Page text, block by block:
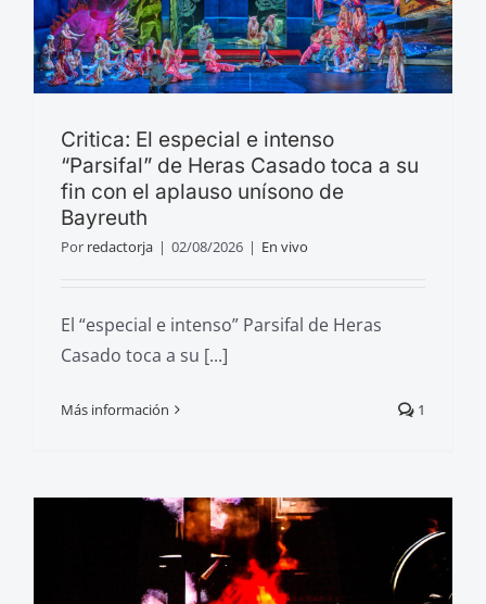
Critica: El especial e intenso
“Parsifal” de Heras Casado toca a su
fin con el aplauso unísono de
Bayreuth
Por redactorja | 02/08/2026 | En vivo
El “especial e intenso” Parsifal de Heras
Casado toca a su [...]
Más información 1